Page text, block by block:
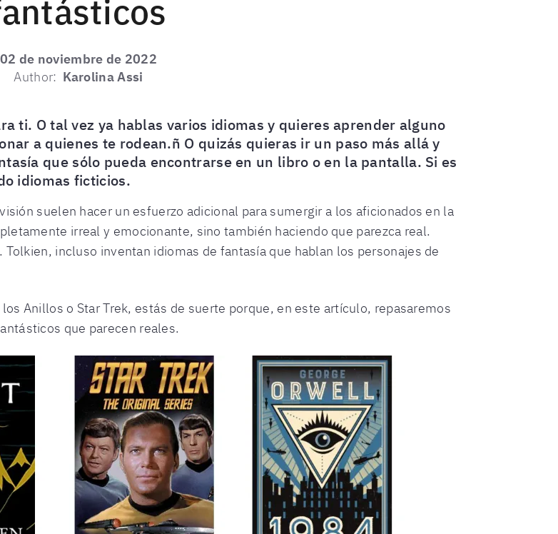
02 de noviembre de 2022
Author: Karolina Assi
ti. O tal vez ya hablas varios idiomas y quieres aprender alguno
a quienes te rodean.ñ O quizás quieras ir un paso más allá y
que sólo pueda encontrarse en un libro o en la pantalla. Si es
idiomas ficticios.
suelen hacer un esfuerzo adicional para sumergir a los aficionados en la
irreal y emocionante, sino también haciendo que parezca real.
Tolkien, incluso inventan idiomas de fantasía que hablan los personajes de
Anillos o Star Trek, estás de suerte porque, en este artículo, repasaremos
que parecen reales.